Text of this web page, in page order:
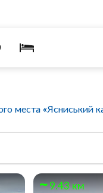
места «Ясниський
9.43 км